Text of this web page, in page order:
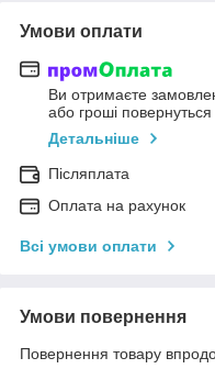
Умови оплати
Ви отримаєте
або гроші
Детальніше
Післяплата
Оплата на рахунок
Всі умови оплати
Умови повернення
Повернення товару